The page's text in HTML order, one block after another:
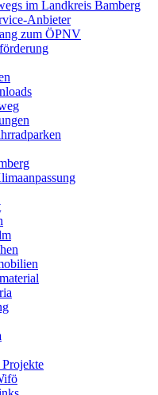
im Landkreis Bamberg
Anbieter
zum ÖPNV